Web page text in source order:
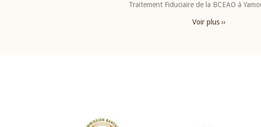
Traitement Fiduciaire de la BCEAO à
Voir plus ››